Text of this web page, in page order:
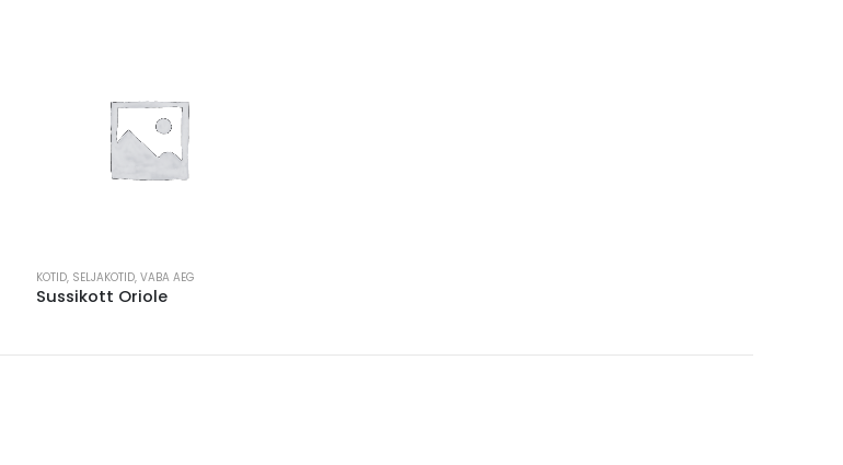
product
KOTID, SELJAKOTID, VABA AEG
Sussikott Oriole